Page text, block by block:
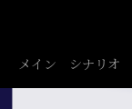
メイン シナリオ